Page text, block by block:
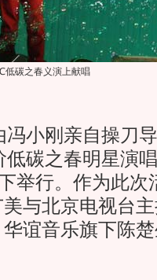
低碳之春义演上献唱
小刚亲自操刀
碳之春明星演唱
举行。作为此
与北京电视台
谊音乐旗下陈